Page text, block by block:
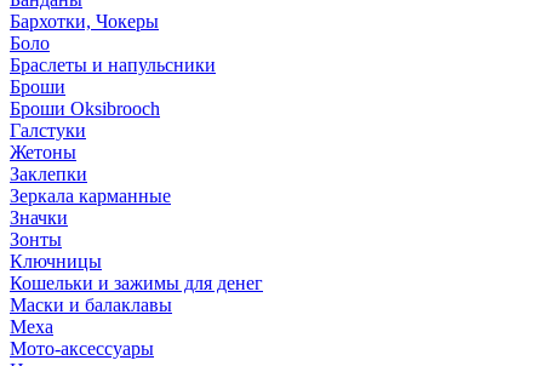
Бархотки, Чокеры
Боло
Браслеты и напульсники
Броши
Броши Oksibrooch
Галстуки
Жетоны
Заклепки
Зеркала карманные
Значки
Зонты
Ключницы
Кошельки и зажимы для денег
Маски и балаклавы
Меха
Мото-аксессуары